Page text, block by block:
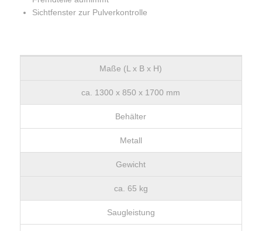
Sichtfenster zur Pulverkontrolle
Maße (L x B x H)
ca. 1300 x 850 x 1700 mm
Behälter
Metall
Gewicht
ca. 65 kg
Saugleistung